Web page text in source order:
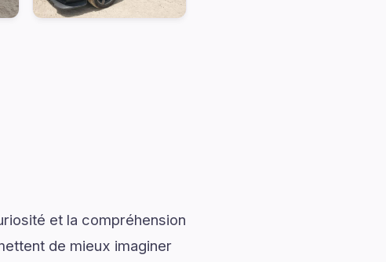
et la compréhension
de mieux imaginer